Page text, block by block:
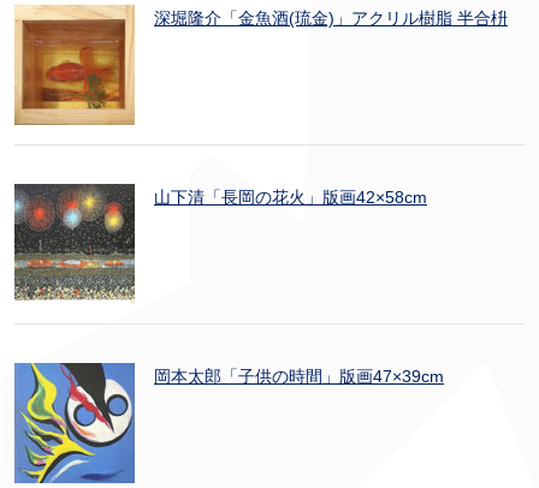
深堀隆介「金魚酒(琉金)」アクリル樹脂 半合枡
山下清「長岡の花火」版画42×58cm
岡本太郎「子供の時間」版画47×39cm